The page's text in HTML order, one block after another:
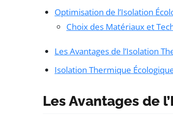
Optimisation de l’Isolation
Choix des Matériaux et
Les Avantages de l’Isolation
Isolation Thermique
Les Avantages de